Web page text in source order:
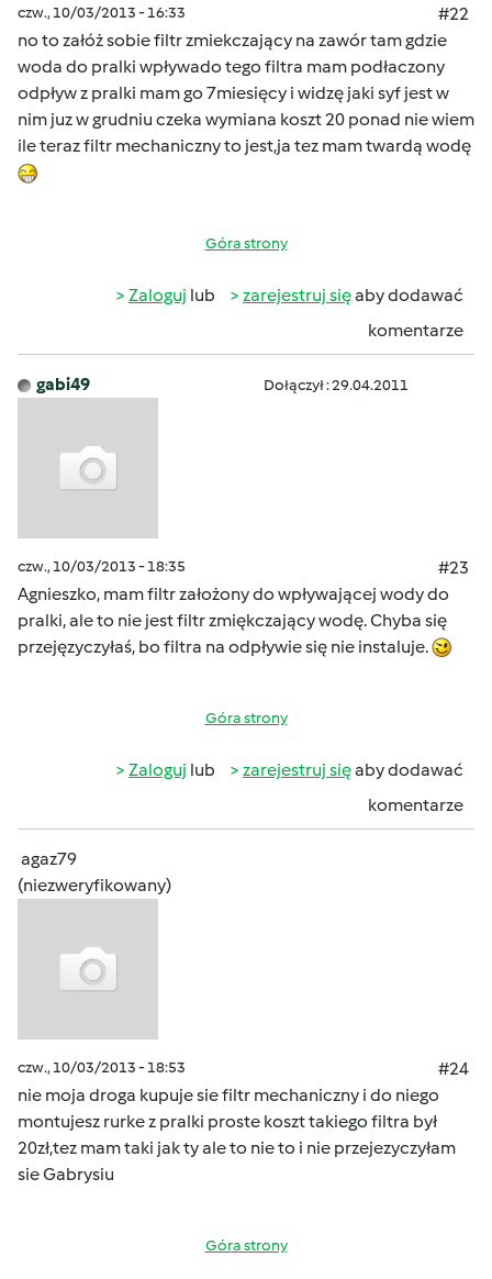
czw., 10/03/2013 - 16:33
#22
no to załóż sobie filtr zmiekczający na zawór tam gdzie
woda do pralki wpływado tego filtra mam podłaczony
odpływ z pralki mam go 7miesięcy i widzę jaki syf jest w
nim juz w grudniu czeka wymiana koszt 20 ponad nie wiem
ile teraz filtr mechaniczny to jest,ja tez mam twardą wodę
Góra strony
Zaloguj lub zarejestruj sięaby dodawać
komentarze
gabi49 Dołączył : 29.04.2011
czw., 10/03/2013 - 18:35
#23
Agnieszko, mam filtr założony do wpływającej wody do
pralki, ale to nie jest filtr zmiękczający wodę. Chyba się
przejęzyczyłaś, bo filtra na odpływie się nie instaluje.
Góra strony
Zaloguj lub zarejestruj sięaby dodawać
komentarze
agaz79
(niezweryfikowany)
czw., 10/03/2013 - 18:53
#24
nie moja droga kupuje sie filtr mechaniczny i do niego
montujesz rurke z pralki proste koszt takiego filtra był
20zł,tez mam taki jak ty ale to nie to i nie przejezyczyłam
sie Gabrysiu
Góra strony